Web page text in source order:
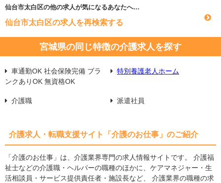
仙台市太白区の他の求人が気になるあなたへ…
仙台市太白区の求人を再検索する
宮城県の同じ特徴の介護求人を探す
車通勤OK 社会保険完備 ブラ
ンクありOK 無資格OK
特別養護老人ホーム
介護職 派遣社員
介護求人・転職支援サイト「介護のお仕事」のご紹介
「介護のお仕事」は、介護業界専門の求人情報サイトです。 介護福
祉士などの介護職・ヘルパーの職種のほかに、ケアマネジャー・生
活相談員・サービス提供責任者・施設長など、 介護業界の職種の求